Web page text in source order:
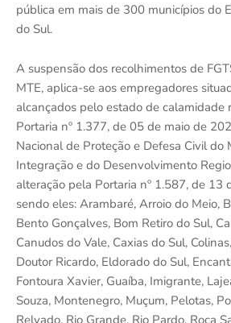
pública em mais de 300 municípios do
do Sul.
A suspensão dos recolhimentos de
MTE, aplica-se aos empregadores
alcançados pelo estado de calamidade
Portaria nº 1.377, de 05 de maio de
Nacional de Proteção e Defesa Civil do
Integração e do Desenvolvimento
alteração pela Portaria nº 1.587, de 13
sendo eles: Arambaré, Arroio do Meio,
Bento Gonçalves, Bom Retiro do Sul,
Canudos do Vale, Caxias do Sul,
Doutor Ricardo, Eldorado do Sul,
Fontoura Xavier, Guaíba, Imigrante,
Souza, Montenegro, Muçum, Pelotas,
Relvado, Rio Grande, Rio Pardo, Roca